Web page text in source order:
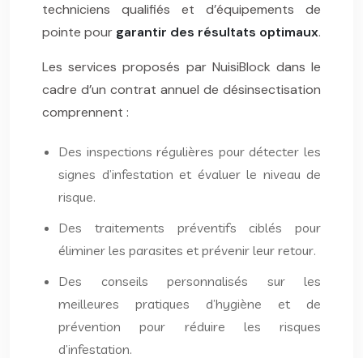
techniciens qualifiés et d’équipements de
pointe pour garantir des résultats optimaux.
Les services proposés par NuisiBlock dans le
cadre d’un contrat annuel de désinsectisation
comprennent :
Des inspections régulières pour détecter les
signes d’infestation et évaluer le niveau de
risque.
Des traitements préventifs ciblés pour
éliminer les parasites et prévenir leur retour.
Des conseils personnalisés sur les
meilleures pratiques d’hygiène et de
prévention pour réduire les risques
d’infestation.